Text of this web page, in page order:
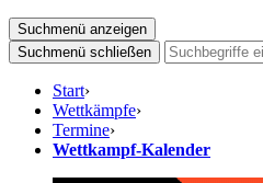
Suchmenü anzeigen
Suchmenü schließen
Start›
Wettkämpfe›
Termine›
Wettkampf-Kalender